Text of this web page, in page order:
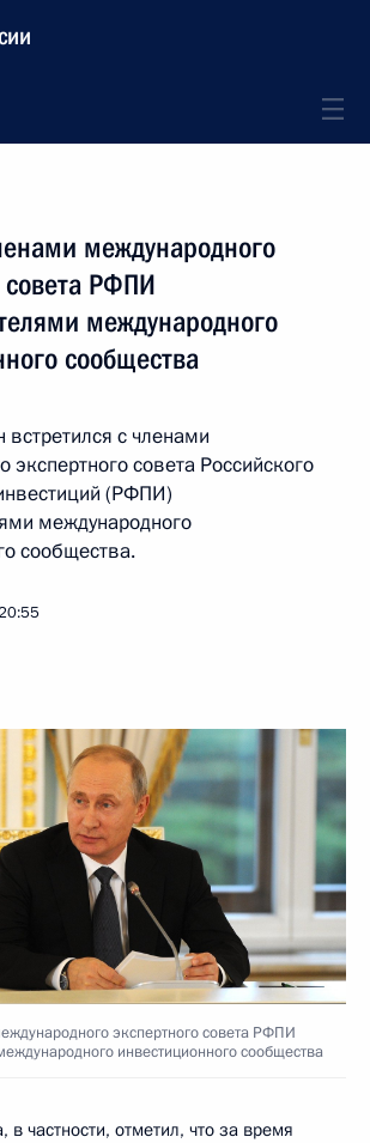
международного
совета РФПИ
международного
сообщества
с членами
экспертного совета Российского
(РФПИ)
международного
сообщества.
экспертного совета РФПИ
инвестиционного сообщества
в частности, отметил, что за время